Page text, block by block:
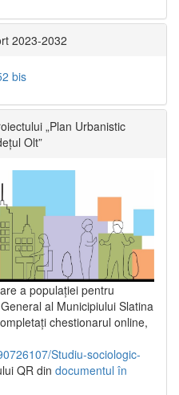
2023-2032
bis
„Plan Urbanistic
Olt”
a populaţiei pentru
al Municipiului Slatina
chestionarul online,
Studiu-sociologic-
QR din documentul în